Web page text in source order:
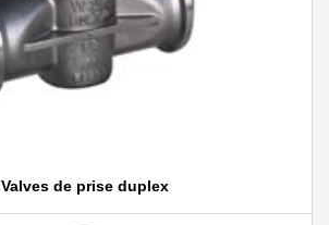
Valves de prise duplex